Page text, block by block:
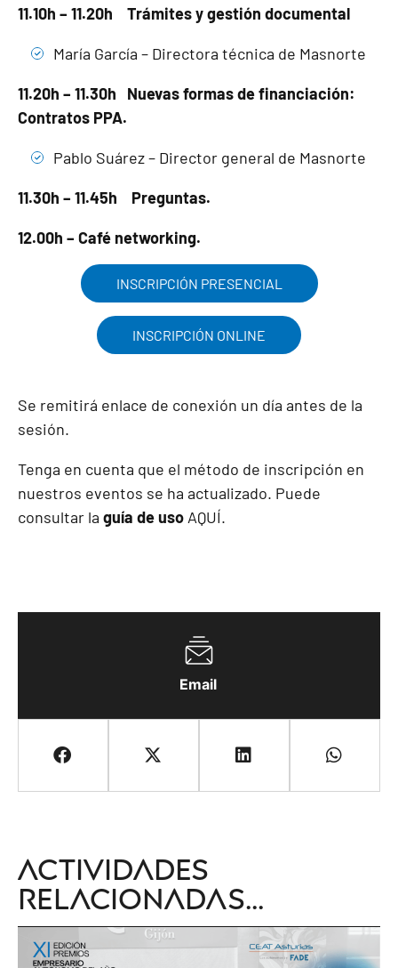
Email
11.10h – 11.20h Trámites y gestión documental
María García – Directora técnica de Masnorte
11.20h – 11.30h Nuevas formas de financiación:
Contratos PPA.
Pablo Suárez – Director general de Masnorte
11.30h – 11.45h Preguntas.
12.00h – Café networking.
INSCRIPCIÓN PRESENCIAL
INSCRIPCIÓN ONLINE
Se remitirá enlace de conexión un día antes de la
sesión.
Tenga en cuenta que el método de inscripción en
nuestros eventos se ha actualizado. Puede
consultar la guía de uso AQUÍ.
Actividades
relacionadas...